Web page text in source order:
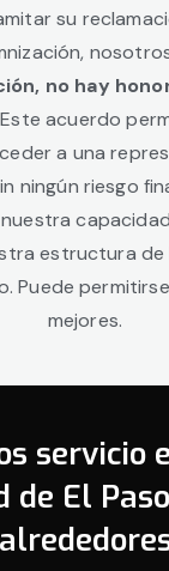
su
no hay
acuerdo
a una
ningún riesgo
estructura de
Puede
mejores.
servicio
de El